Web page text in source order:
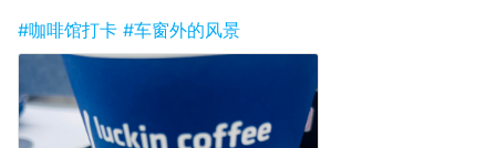
#咖啡馆打卡 #车窗外的风景